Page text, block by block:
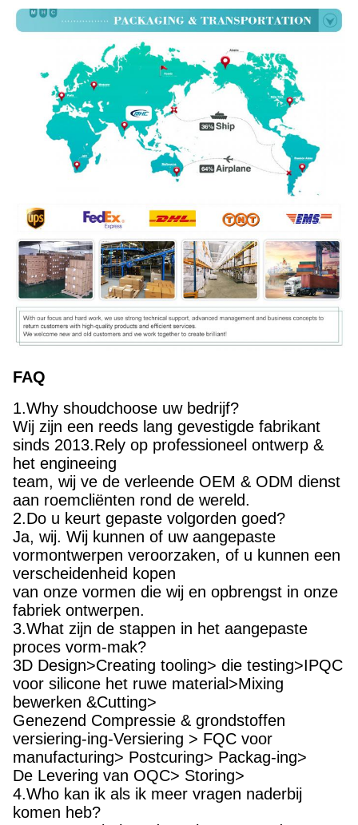
FAQ
1.Why shoudchoose uw bedrijf?
Wij zijn een reeds lang gevestigde fabrikant
sinds 2013.Rely op professioneel ontwerp &
het engineeing
team, wij ve de verleende OEM & ODM dienst
aan roemcliënten rond de wereld.
2.Do u keurt gepaste volgorden goed?
Ja, wij. Wij kunnen of uw aangepaste
vormontwerpen veroorzaken, of u kunnen een
verscheidenheid kopen
van onze vormen die wij en opbrengst in onze
fabriek ontwerpen.
3.What zijn de stappen in het aangepaste
proces vorm-mak?
3D Design>Creating tooling> die testing>IPQC
voor silicone het ruwe material>Mixing
bewerken &Cutting>
Genezend Compressie & grondstoffen
versiering-ing-Versiering > FQC voor
manufacturing> Postcuring> Packag-ing>
De Levering van OQC> Storing>
4.Who kan ik als ik meer vragen naderbij
komen heb?